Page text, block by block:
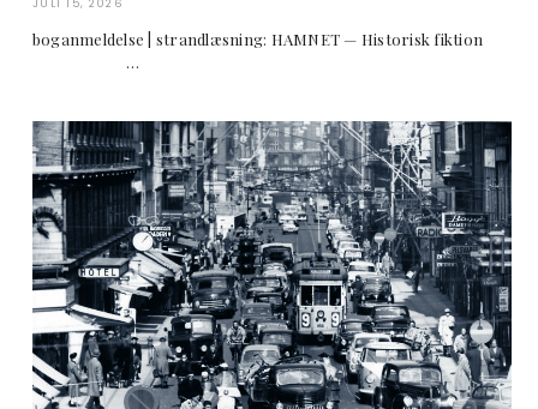
JULI 15, 2026
boganmeldelse | strandlæsning: HAMNET — Historisk fiktion
…